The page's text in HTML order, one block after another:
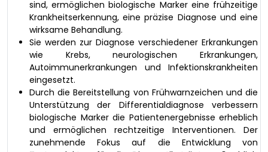
sind, ermöglichen biologische Marker eine frühzeitige
Krankheitserkennung, eine präzise Diagnose und eine
wirksame Behandlung.
Sie werden zur Diagnose verschiedener Erkrankungen
wie Krebs, neurologischen Erkrankungen,
Autoimmunerkrankungen und Infektionskrankheiten
eingesetzt.
Durch die Bereitstellung von Frühwarnzeichen und die
Unterstützung der Differentialdiagnose verbessern
biologische Marker die Patientenergebnisse erheblich
und ermöglichen rechtzeitige Interventionen. Der
zunehmende Fokus auf die Entwicklung von